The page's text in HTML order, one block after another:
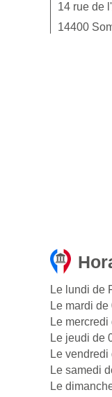
14 rue de
14400
Le lundi de
Le mardi
Le
Le jeudi de
Le
Le samedi
Le